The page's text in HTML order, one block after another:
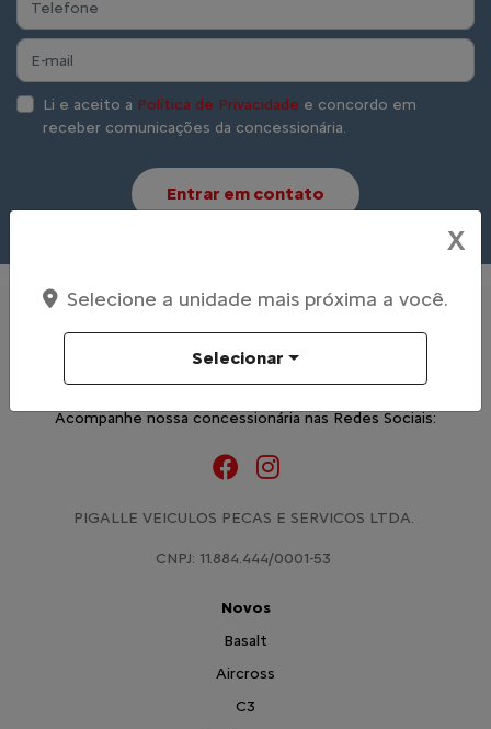
Li e aceito a Política de Privacidade e concordo em
receber comunicações da concessionária.
Entrar em contato
Acompanhe nossa concessionária nas Redes Sociais:
PIGALLE VEICULOS PECAS E SERVICOS LTDA.
CNPJ: 11.884.444/0001-53
Novos
Basalt
Aircross
C3
X
Selecione a unidade mais próxima a você.
Selecionar